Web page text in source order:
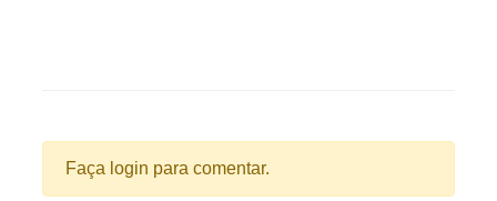
Faça login para comentar.